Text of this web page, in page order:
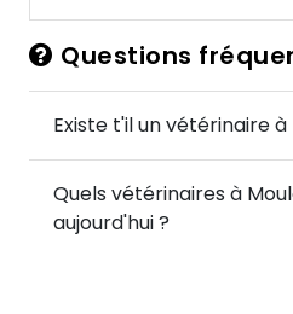
Questions
Existe t'il un vétérinaire à
Quels vétérinaires à
aujourd'hui ?